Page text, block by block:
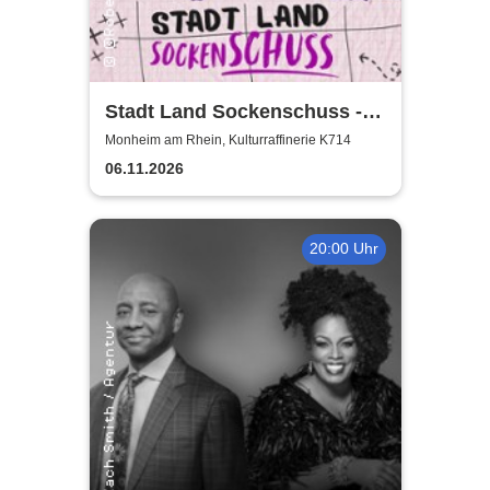
Stadt Land Sockenschuss -
Kabarett-Theater Distel
Monheim am Rhein, Kulturraffinerie K714
06.11.2026
20:00 Uhr